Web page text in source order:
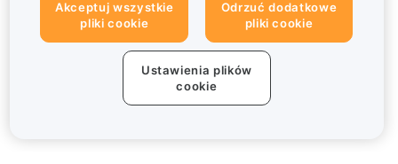
Akceptuj wszystkie
pliki cookie
Odrzuć dodatkowe
pliki cookie
Ustawienia plików
cookie